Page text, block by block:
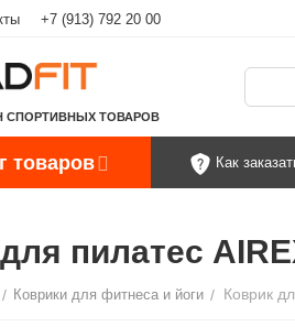
+7 (913) 792 20 00
СПОРТИВНЫХ ТОВАРОВ
товаров Как
пилатес
/ Коврики для фитнеса и йоги /